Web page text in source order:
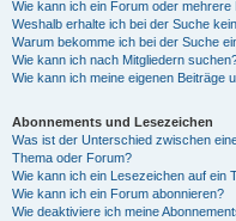
Wie kann ich ein Forum oder
Weshalb erhalte ich bei der Suche
Warum bekomme ich bei der Suche
Wie kann ich nach Mitgliedern
Wie kann ich meine eigenen Beiträge
Abonnements und Lesezeichen
Was ist der Unterschied zwischen
Thema oder Forum?
Wie kann ich ein Lesezeichen auf ein
Wie kann ich ein Forum abonnieren?
Wie deaktiviere ich meine